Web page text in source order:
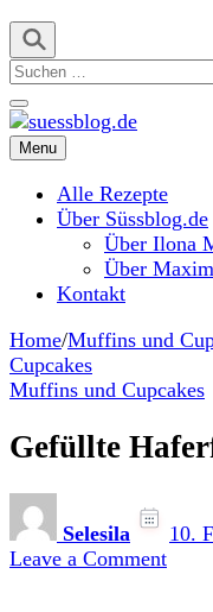
Suchen
suessblog.de
Menu
Alle Rezepte
Über Süssblog.de
Über Ilona
Über
Kontakt
Home/Muffins und
Cupcakes
Muffins und Cupcakes
Gefüllte
Selesila 10.
Leave a Commenton